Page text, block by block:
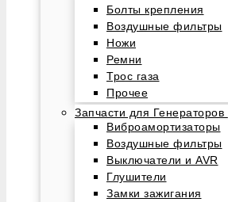
Болты крепления
Воздушные фильтры
Ножи
Ремни
Трос газа
Прочее
Запчасти для Генераторов
Виброамортизаторы
Воздушные фильтры
Выключатели и AVR
Глушители
Замки зажигания